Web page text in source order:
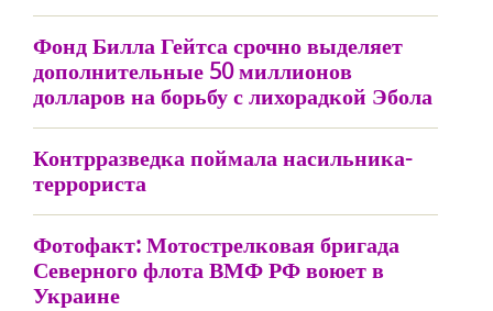
Фонд Билла Гейтса срочно выделяет
дополнительные 50 миллионов
долларов на борьбу с лихорадкой Эбола
Контрразведка поймала насильника-
террориста
Фотофакт: Мотострелковая бригада
Северного флота ВМФ РФ воюет в
Украине